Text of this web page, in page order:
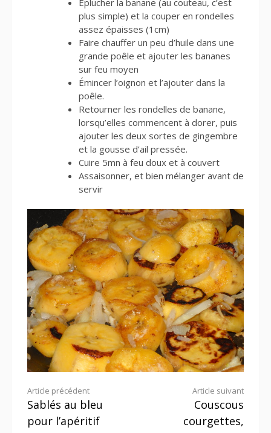
plus simple) et la couper en rondelles
assez épaisses (1cm)
Faire chauffer un peu d’huile dans une
grande poêle et ajouter les bananes
sur feu moyen
Émincer l’oignon et l’ajouter dans la
poêle.
Retourner les rondelles de banane,
lorsqu’elles commencent à dorer, puis
ajouter les deux sortes de gingembre
et la gousse d’ail pressée.
Cuire 5mn à feu doux et à couvert
Assaisonner, et bien mélanger avant de
servir
Lire
la
Article précédent
Sablés au bleu
pour l’apéritif
Article suivant
Couscous
courgettes,